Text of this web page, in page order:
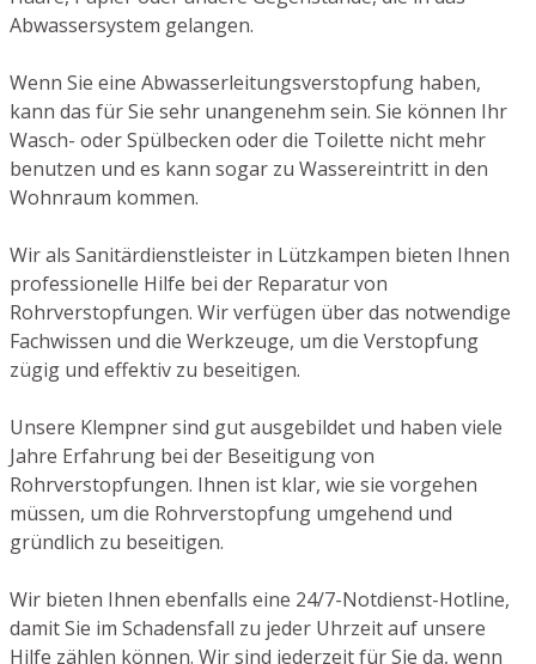
Abwassersystem gelangen.
Wenn Sie eine Abwasserleitungsverstopfung haben,
kann das für Sie sehr unangenehm sein. Sie können Ihr
Wasch- oder Spülbecken oder die Toilette nicht mehr
benutzen und es kann sogar zu Wassereintritt in den
Wohnraum kommen.
Wir als Sanitärdienstleister in Lützkampen bieten Ihnen
professionelle Hilfe bei der Reparatur von
Rohrverstopfungen. Wir verfügen über das notwendige
Fachwissen und die Werkzeuge, um die Verstopfung
zügig und effektiv zu beseitigen.
Unsere Klempner sind gut ausgebildet und haben viele
Jahre Erfahrung bei der Beseitigung von
Rohrverstopfungen. Ihnen ist klar, wie sie vorgehen
müssen, um die Rohrverstopfung umgehend und
gründlich zu beseitigen.
Wir bieten Ihnen ebenfalls eine 24/7-Notdienst-Hotline,
damit Sie im Schadensfall zu jeder Uhrzeit auf unsere
Hilfe zählen können. Wir sind jederzeit für Sie da, wenn